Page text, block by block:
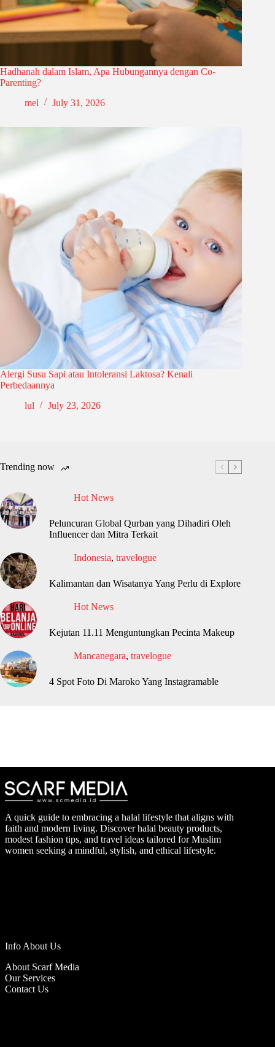
Hadhanah dalam Islam, Apa Hubungannya dengan Co-
Parenting?
mel
July 31, 2026
Alergi Susu Sapi atau Intoleransi Laktosa? Kenali
Perbedaannya
lul
July 23, 2026
Trending now
Hot News
Peluncuran Global Qurban yang Dihadiri Oleh
Influencer dan Mitra Terkait
Indonesia, travelogue
Kalimantan dan Wisatanya Yang Perlu di Explore
Hot News
Kejutan 11.11 Menguntungkan Pecinta Makeup
Mancanegara, travelogue
4 Spot Foto Di Maroko Yang Instagramable
A quick guide to embracing a halal lifestyle that aligns with
faith and modern living. Discover halal beauty products,
modest fashion tips, and travel ideas tailored for Muslim
women seeking a mindful, stylish, and ethical lifestyle.
Info About Us
About Scarf Media
Our Services
Contact Us